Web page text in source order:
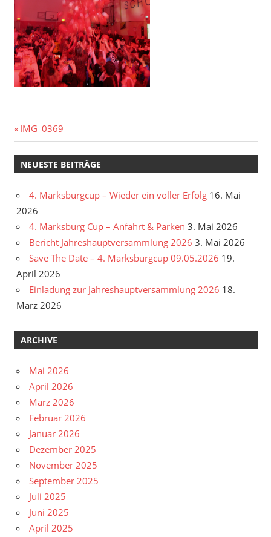
Beitragsnavigation
Vorheriger
Beitrag:
IMG_0369
NEUESTE BEITRÄGE
4. Marksburgcup – Wieder ein voller Erfolg 16. Mai
2026
4. Marksburg Cup – Anfahrt & Parken 3. Mai 2026
Bericht Jahreshauptversammlung 2026 3. Mai 2026
Save The Date – 4. Marksburgcup 09.05.2026 19.
April 2026
Einladung zur Jahreshauptversammlung 2026 18.
März 2026
ARCHIVE
Mai 2026
April 2026
März 2026
Februar 2026
Januar 2026
Dezember 2025
November 2025
September 2025
Juli 2025
Juni 2025
April 2025